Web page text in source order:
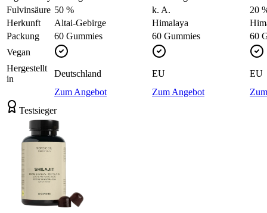
Fulvinsäure 50 % k. A.
20
Herkunft
Altai-Gebirge Himalaya
Packung
60 Gummies 60 Gummies
60
Vegan
Hergestellt
in
Deutschland EU
EU
Zum Angebot
Zum Angebot
Testsieger